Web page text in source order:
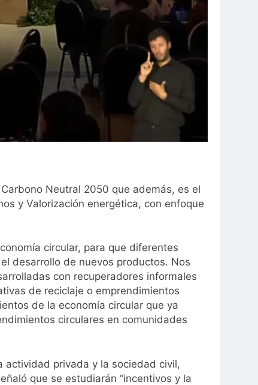
Neutral 2050 que además, es el
y Valorización energética, con enfoque
circular, para que diferentes
desarrollo de nuevos productos. Nos
con recuperadores informales
de reciclaje o emprendimientos
de la economía circular que ya
circulares en comunidades
actividad privada y la sociedad civil,
que se estudiarán “incentivos y la